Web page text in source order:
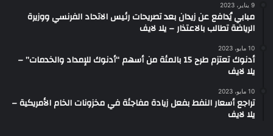
9 يناير، 2023
مبابي يُدافع عن زيدان بعد تصريحات رئيس الاتحاد الفرنسي ووزيرة
الرياضة تطالب بالاعتذار – يلا لايف
10 مايو، 2023
أدنوك تعتزم طرح 15 بالمئة من أسهم “أدنوك للإمداد والخدمات” –
يلا لايف
10 مايو، 2023
تراجع أسعار النفط بفعل زيادة مفاجئة في مخزونات الخام الأمريكية –
يلا لايف